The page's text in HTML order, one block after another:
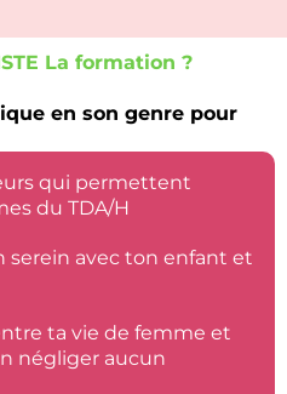
La formation ?
en son genre pour
qui permettent
du TDA/H
serein avec ton enfant et
ta vie de femme et
négliger aucun